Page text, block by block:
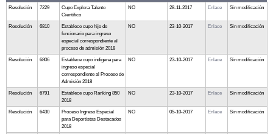
Resolución 7229
Cupo Explora Talento
Científico
NO 28-11-2017 Enlace Sin modificación
Resolución 6810
Establece cupo hijo de
funcionario para ingreso
especial correspondiente al
proceso de admisión 2018
NO 23-10-2017 Enlace Sin modificación
Resolución 6806
Establece cupo indigena para
ingreso especial
correspondiente al Proceso de
Admisión 2018
NO 23-10-2017 Enlace Sin modificación
Resolución 6791
Establece cupo Ranking 850
2018
NO 23-10-2017 Enlace Sin modificación
Resolución 6430
Proceso Ingreso Especial
para Deportistas Destacados
2018
NO 05-10-2017 Enlace Sin modificación